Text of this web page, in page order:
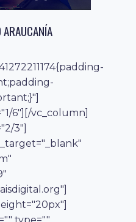
ARAUCANÍA
6"][/vc_column]
3"]